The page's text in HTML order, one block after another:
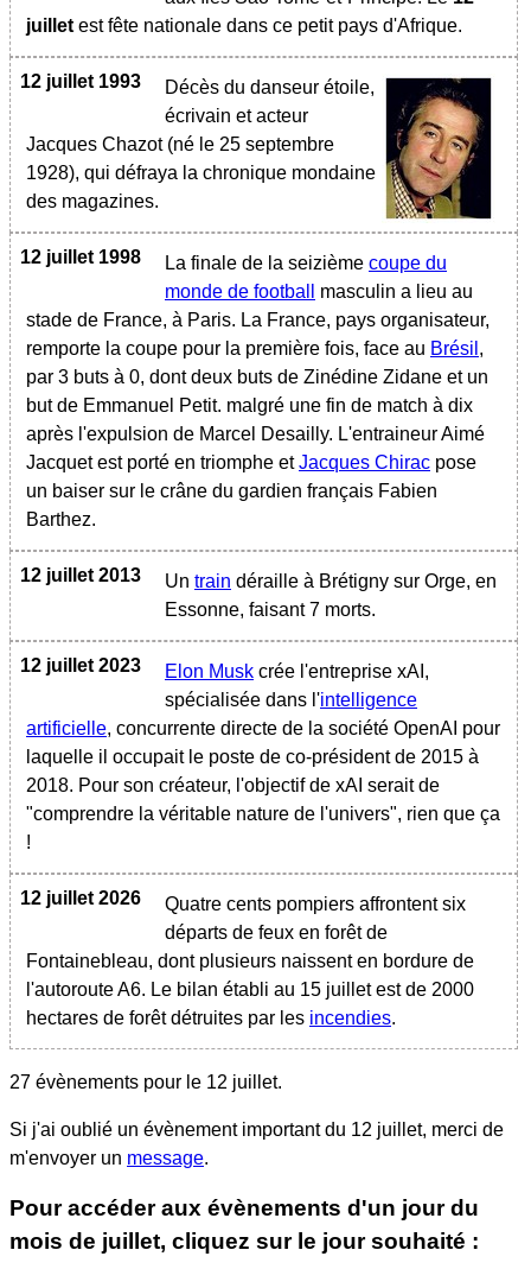
juilletest fête nationale dans ce petit pays d'Afrique.
12 juillet 1993
Décès du danseur étoile,
écrivain et acteur
Jacques Chazot (né le 25 septembre
1928), qui défraya la chronique mondaine
des magazines.
12 juillet 1998 La finale de la seizième coupe du
monde de football
masculin a lieu au
stade de France, à Paris. La France, pays organisateur,
remporte la coupe pour la première fois, face au Brésil ,
par 3 buts à 0, dont deux buts de Zinédine Zidane et un
but de Emmanuel Petit. malgré une fin de match à dix
après l'expulsion de Marcel Desailly. L'entraineur Aimé
Jacquet est porté en triomphe etJacques Chirac pose
un baiser sur le crâne du gardien français Fabien
Barthez.
12 juillet 2013 Un train déraille à Brétigny sur Orge, en
Essonne, faisant 7 morts.
12 juillet 2023 Elon Musk crée l'entreprise xAI,
spécialisée dans l'intelligence
artificielle, concurrente directe de la société OpenAI pour
laquelle il occupait le poste de co-président de 2015 à
2018. Pour son créateur, l'objectif de xAI serait de
"comprendre la véritable nature de l'univers", rien que ça
!
12 juillet 2026
Quatre cents pompiers affrontent six
départs de feux en forêt de
Fontainebleau, dont plusieurs naissent en bordure de
l'autoroute A6. Le bilan établi au 15 juillet est de 2000
hectares de forêt détruites par les incendies.
27 évènements pour le 12 juillet.
Si j'ai oublié un évènement important du 12 juillet, merci de
m'envoyer un message.
Pour accéder aux évènements d'un jour du
mois de juillet, cliquez sur le jour souhaité :